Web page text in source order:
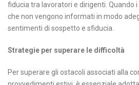
fiducia tra lavoratori e dirigenti. Quando
che non vengono informati in modo
sentimenti di sospetto e sfiducia.
Strategie per superare le difficoltà
Per superare gli ostacoli associati alla